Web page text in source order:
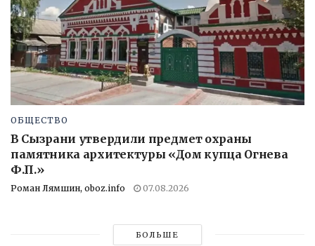
ОБЩЕСТВО
В Сызрани утвердили предмет охраны
памятника архитектуры «Дом купца Огнева
Ф.П.»
Роман Лямшин, oboz.info 07.08.2026
БОЛЬШЕ